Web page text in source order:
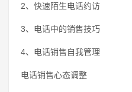
2、快速陌生电话约访
3、电话中的销售技巧
4、电话销售自我管理
电话销售心态调整